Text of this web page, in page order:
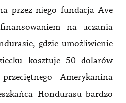
przez niego fundacja Ave
na uczania
gdzie umożliwienie
kosztuje 50 dolarów
Amerykanina
Hondurasu bardzo